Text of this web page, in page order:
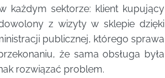
każdym sektorze: klient kupujący
z wizyty w sklepie dzięki
publicznej, którego sprawa
że sama obsługa była
rozwiązać problem.